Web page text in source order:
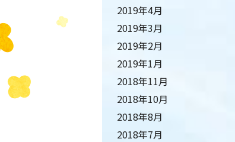
2019年4月
2019年3月
2019年2月
2019年1月
2018年11月
2018年10月
2018年8月
2018年7月